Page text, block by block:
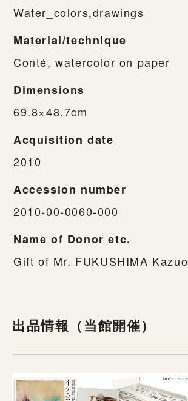
Water_colors,drawings
Material/technique
Conté, watercolor on paper
Dimensions
69.8×48.7cm
Acquisition date
2010
Accession number
2010-00-0060-000
Name of Donor etc.
Gift of Mr. FUKUSHIMA Kazuo
出品情報（当館開催）